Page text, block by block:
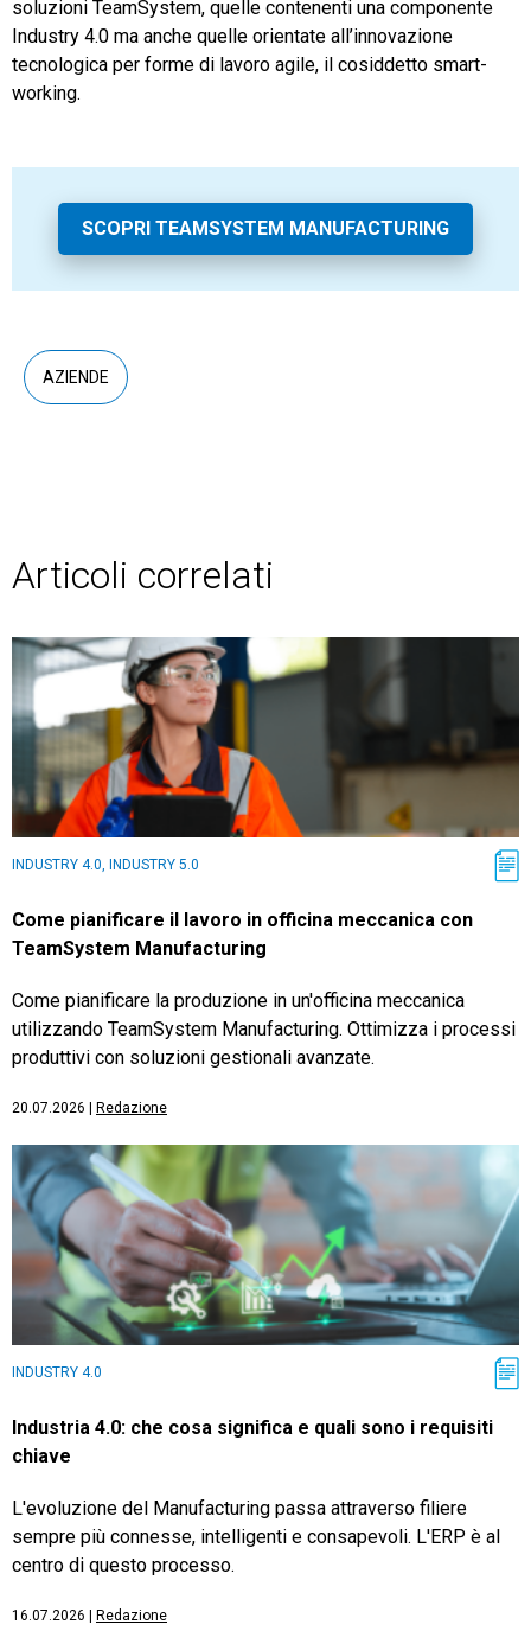
soluzioni TeamSystem, quelle contenenti una componente
Industry 4.0 ma anche quelle orientate all’innovazione
tecnologica per forme di lavoro agile, il cosiddetto smart-
working.
SCOPRI TEAMSYSTEM MANUFACTURING
AZIENDE
Articoli correlati
INDUSTRY 4.0, INDUSTRY 5.0
Come pianificare il lavoro in officina meccanica con
TeamSystem Manufacturing
Come pianificare la produzione in un'officina meccanica
utilizzando TeamSystem Manufacturing. Ottimizza i processi
produttivi con soluzioni gestionali avanzate.
20.07.2026 | Redazione
INDUSTRY 4.0
Industria 4.0: che cosa significa e quali sono i requisiti
chiave
L'evoluzione del Manufacturing passa attraverso filiere
sempre più connesse, intelligenti e consapevoli. L'ERP è al
centro di questo processo.
16.07.2026 | Redazione